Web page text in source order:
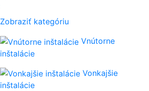
Zobraziť kategóriu
Vnútorne
inštalácie
Vonkajšie
inštalácie